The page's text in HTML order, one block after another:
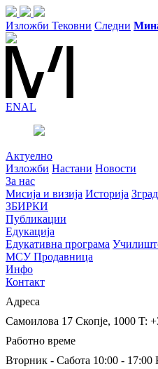
Изложби Тековни Следни
ENAL
Актуелно
Изложби Настани Новости
За нас
Мисија и визија Историја
ЗБИРКИ
Публикации
Едукација
Едукативна програма
МСУ Продавница
Инфо
Контакт
Адреса
Самоилова 17 Скопје, 1000 T:
Работно време
Вторник - Сабота 10:00 - 17:00